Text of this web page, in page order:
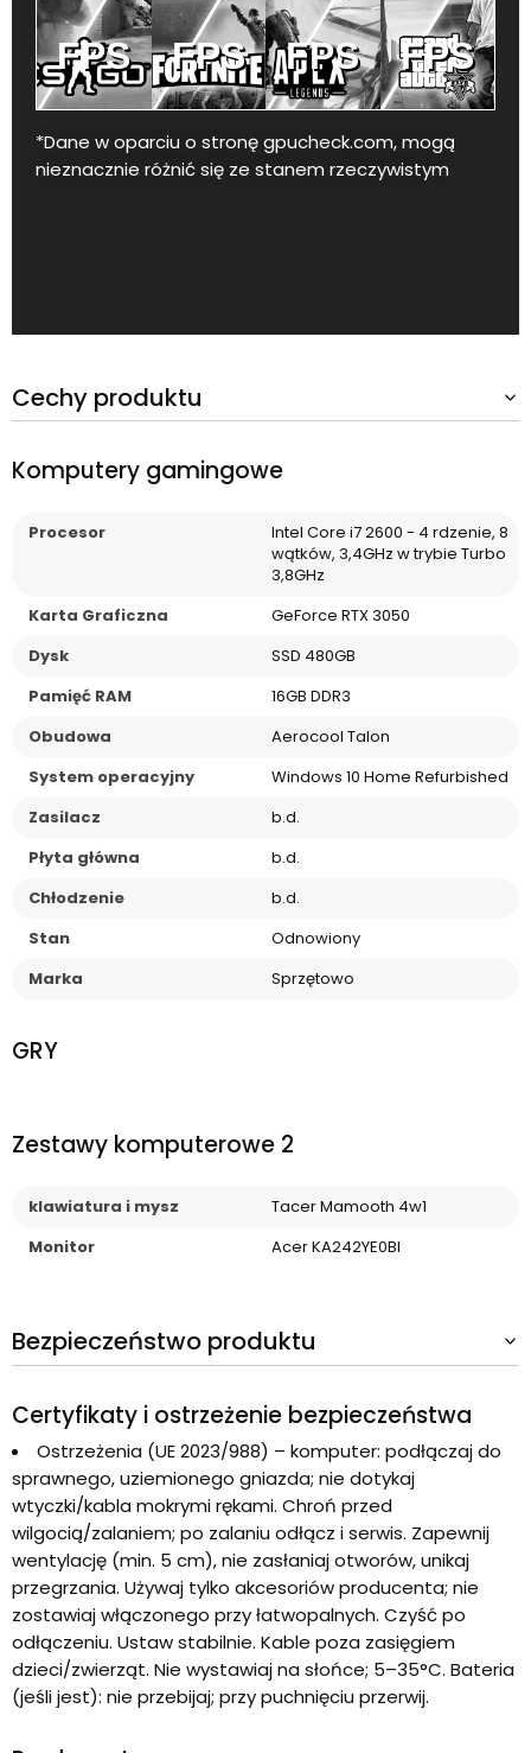
FPS
FPS
FPS
FPS
*Dane w oparciu o stronę gpucheck.com, mogą
nieznacznie różnić się ze stanem rzeczywistym
Cechy produktu
Komputery gamingowe
Procesor
Intel Core i7 2600 - 4 rdzenie, 8
wątków, 3,4GHz w trybie Turbo
3,8GHz
Karta Graficzna
GeForce RTX 3050
Dysk
SSD 480GB
Pamięć RAM
16GB DDR3
Obudowa
Aerocool Talon
System operacyjny
Windows 10 Home Refurbished
Zasilacz
b.d.
Płyta główna
b.d.
Chłodzenie
b.d.
Stan
Odnowiony
Marka
Sprzętowo
GRY
Zestawy komputerowe 2
klawiatura i mysz
Tacer Mamooth 4w1
Monitor
Acer KA242YE0BI
Bezpieczeństwo produktu
Certyfikaty i ostrzeżenie bezpieczeństwa
Ostrzeżenia (UE 2023/988) – komputer: podłączaj do
sprawnego, uziemionego gniazda; nie dotykaj
wtyczki/kabla mokrymi rękami. Chroń przed
wilgocią/zalaniem; po zalaniu odłącz i serwis. Zapewnij
wentylację (min. 5 cm), nie zasłaniaj otworów, unikaj
przegrzania. Używaj tylko akcesoriów producenta; nie
zostawiaj włączonego przy łatwopalnych. Czyść po
odłączeniu. Ustaw stabilnie. Kable poza zasięgiem
dzieci/zwierząt. Nie wystawiaj na słońce; 5–35°C. Bateria
(jeśli jest): nie przebijaj; przy puchnięciu przerwij.